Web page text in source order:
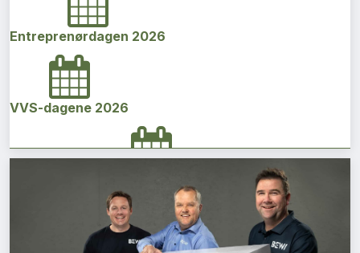
Entreprenørdagen 2026
VVS-dagene 2026
Norges bygg- og eiendomskonferanse 2026